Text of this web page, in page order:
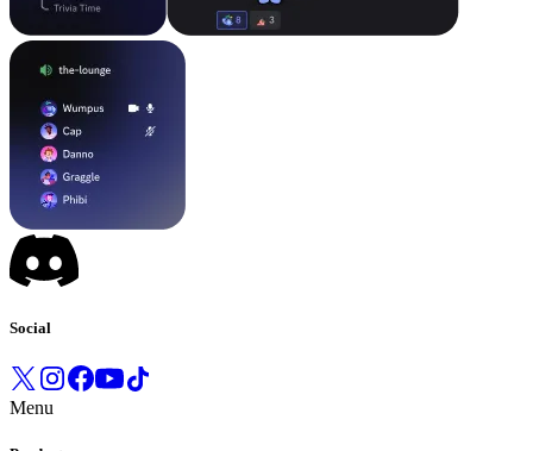
Social
Menu